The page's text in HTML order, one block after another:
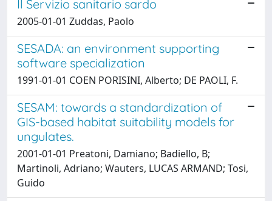
Il Servizio sanitario sardo
2005-01-01 Zuddas, Paolo
SESADA: an environment supporting
software specialization
1991-01-01 COEN PORISINI, Alberto; DE PAOLI, F.
SESAM: towards a standardization of
GIS-based habitat suitability models for
ungulates.
2001-01-01 Preatoni, Damiano; Badiello, B;
Martinoli, Adriano; Wauters, LUCAS ARMAND; Tosi,
Guido